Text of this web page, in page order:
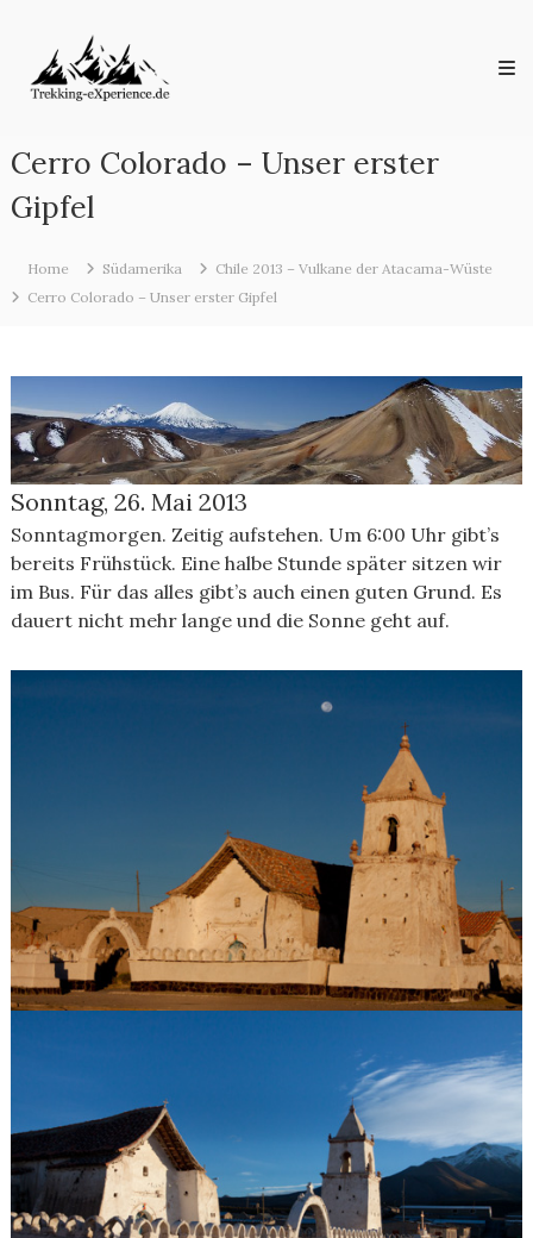
content
eXperience.de
Reiseberichte
aus
Welt
Cerro Colorado – Unser erster
Gipfel
Home Südamerika
Chile 2013 – Vulkane der Atacama-Wüste
Cerro Colorado – Unser erster Gipfel
Sonntag, 26. Mai 2013
Sonntagmorgen. Zeitig aufstehen. Um 6:00 Uhr gibt’s
bereits Frühstück. Eine halbe Stunde später sitzen wir
im Bus. Für das alles gibt’s auch einen guten Grund. Es
dauert nicht mehr lange und die Sonne geht auf.